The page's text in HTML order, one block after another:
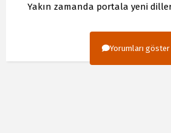
Yakın zamanda portala yeni
Yorumları göster